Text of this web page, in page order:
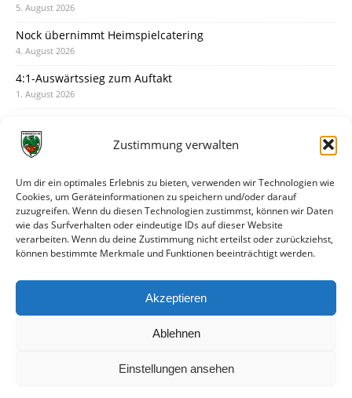
Zustimmung verwalten
Um dir ein optimales Erlebnis zu bieten, verwenden wir Technologien wie
Cookies, um Geräteinformationen zu speichern und/oder darauf
zuzugreifen. Wenn du diesen Technologien zustimmst, können wir Daten
wie das Surfverhalten oder eindeutige IDs auf dieser Website
verarbeiten. Wenn du deine Zustimmung nicht erteilst oder zurückziehst,
können bestimmte Merkmale und Funktionen beeinträchtigt werden.
Akzeptieren
Ablehnen
Einstellungen ansehen
5. August 2026
Nock übernimmt Heimspielcatering
4. August 2026
4:1-Auswärtssieg zum Auftakt
1. August 2026
31. Juli 2026
30. Juli 2026
Deine Spielminute: 89+1
28. Juli 2026
Neuer Rückensponsor
Neue Podcast-Folge: So tickt Björn!
27. Juli 2026